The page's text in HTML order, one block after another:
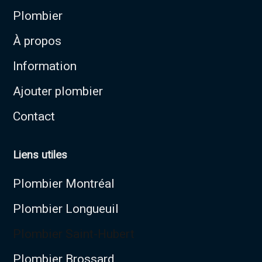
Plombier
À propos
Information
Ajouter plombier
Contact
Liens utiles
Plombier Montréal
Plombier Longueuil
Plombier Saint-Hubert